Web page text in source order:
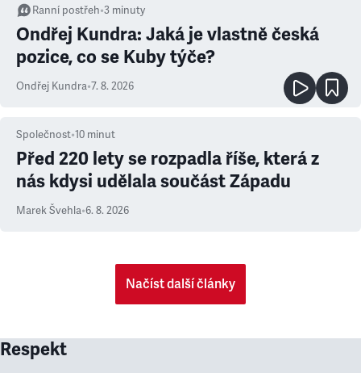
Ranní postřeh•3 minuty
Ondřej Kundra: Jaká je vlastně česká
pozice, co se Kuby týče?
Ondřej Kundra•7. 8. 2026
Společnost•10 minut
Před 220 lety se rozpadla říše, která z
nás kdysi udělala součást Západu
Marek Švehla•6. 8. 2026
Načíst další články
Respekt